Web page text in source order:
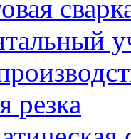
резка